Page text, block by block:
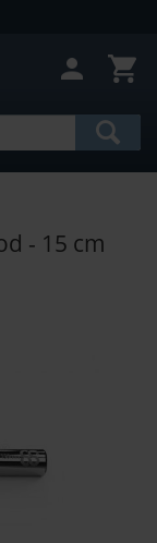
- 15 cm